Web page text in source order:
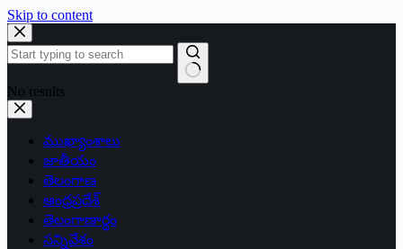
Skip to content
No results
ముఖ్యాంశాలు
జాతీయం
తెలంగాణ
ఆంధ్రప్రదేశ్
తెలంగాణార్థం
సన్నివేశం